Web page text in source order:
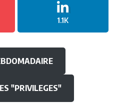
1.1K
"PRIVILEGES"